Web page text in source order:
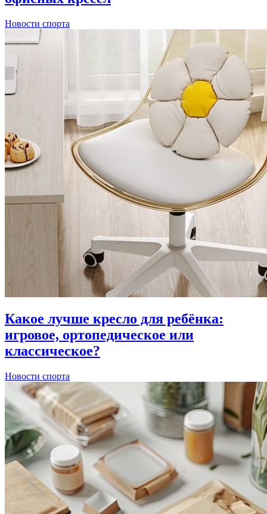
Новости спорта
Какое лучше кресло для ребёнка:
игровое, ортопедическое или
классическое?
Новости спорта